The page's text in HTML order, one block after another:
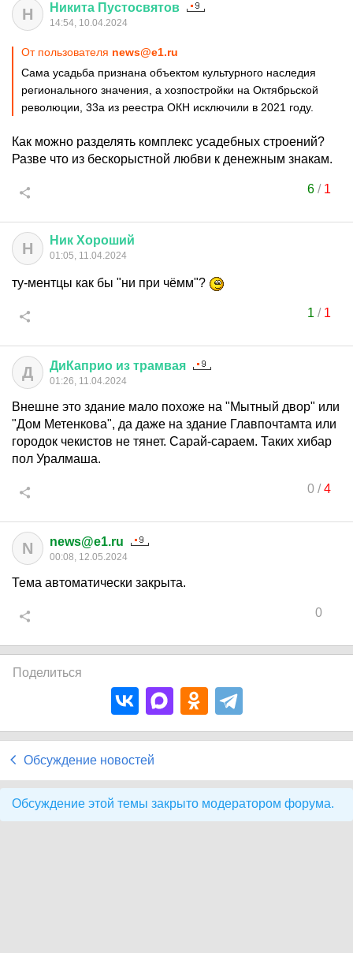
Н Никита Пустосвятов
14:54, 10.04.2024
От пользователя news@e1.ru
Сама усадьба признана объектом культурного наследия
регионального значения, а хозпостройки на Октябрьской
революции, 33а из реестра ОКН исключили в 2021 году.
Как можно разделять комплекс усадебных строений?
Разве что из бескорыстной любви к денежным знакам.
6/ 1
Н Ник Хороший
01:05, 11.04.2024
ту-ментцы как бы "ни при чёмм"?
1 / 1
Д ДиКаприо из трамвая
01:26, 11.04.2024
Внешне это здание мало похоже на "Мытный двор" или
"Дом Метенкова", да даже на здание Главпочтамта или
городок чекистов не тянет. Сарай-сараем. Таких хибар
пол Уралмаша.
0/4
N news@e1.ru
00:08, 12.05.2024
Тема автоматически закрыта.
0
Поделиться
Обсуждение новостей
Обсуждение этой темы закрыто модератором форума.